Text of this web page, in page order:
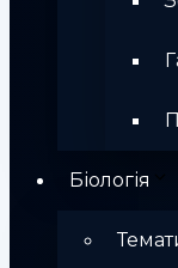
Біологія